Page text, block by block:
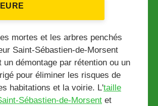
mortes et les arbres penchés
Saint-Sébastien-de-Morsent
un démontage par rétention ou un
pour éliminer les risques de
habitations et la voirie. L'taille
Sébastien-de-Morsent et